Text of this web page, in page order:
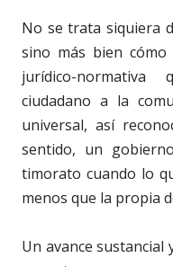
No se trata siquiera
sino más bien
jurídico-
ciudadano a la
universal, así
sentido, un
timorato cuando lo
menos que la propia
Un avance